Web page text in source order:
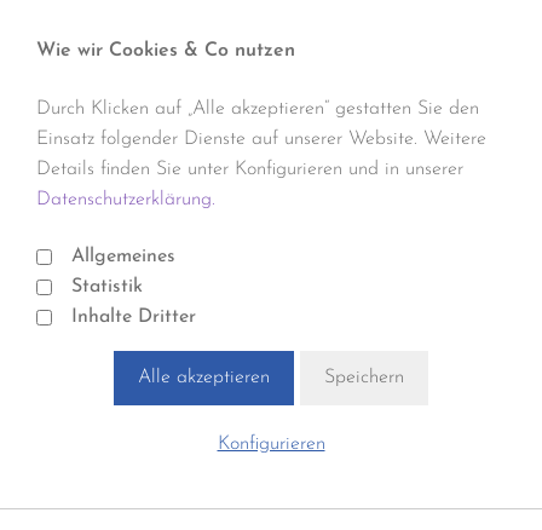
Wie wir Cookies & Co nutzen
Durch Klicken auf „Alle akzeptieren“ gestatten Sie den
Einsatz folgender Dienste auf unserer Website. Weitere
Details finden Sie unter Konfigurieren und in unserer
Datenschutzerklärung.
Allgemeines
Statistik
Inhalte Dritter
Alle akzeptieren Speichern
Konfigurieren